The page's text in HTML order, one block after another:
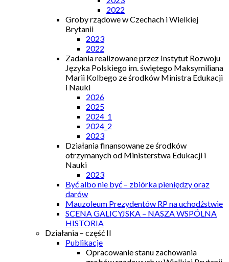
2022
Groby rządowe w Czechach i Wielkiej
Brytanii
2023
2022
Zadania realizowane przez Instytut Rozwoju
Języka Polskiego im. świętego Maksymiliana
Marii Kolbego ze środków Ministra Edukacji
i Nauki
2026
2025
2024_1
2024_2
2023
Działania finansowane ze środków
otrzymanych od Ministerstwa Edukacji i
Nauki
2023
Być albo nie być – zbiórka pieniędzy oraz
darów
Mauzoleum Prezydentów RP na uchodźstwie
SCENA GALICYJSKA – NASZA WSPÓLNA
HISTORIA
Działania – część II
Publikacje
Opracowanie stanu zachowania